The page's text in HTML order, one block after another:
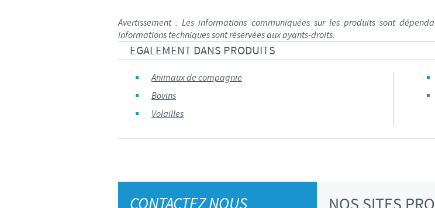
Avertissement : Les informations communiquées sur les produits sont
informations techniques sont réservées aux ayants-droits.
EGALEMENT DANS PRODUITS
Animaux de compagnie
Bovins
Volailles